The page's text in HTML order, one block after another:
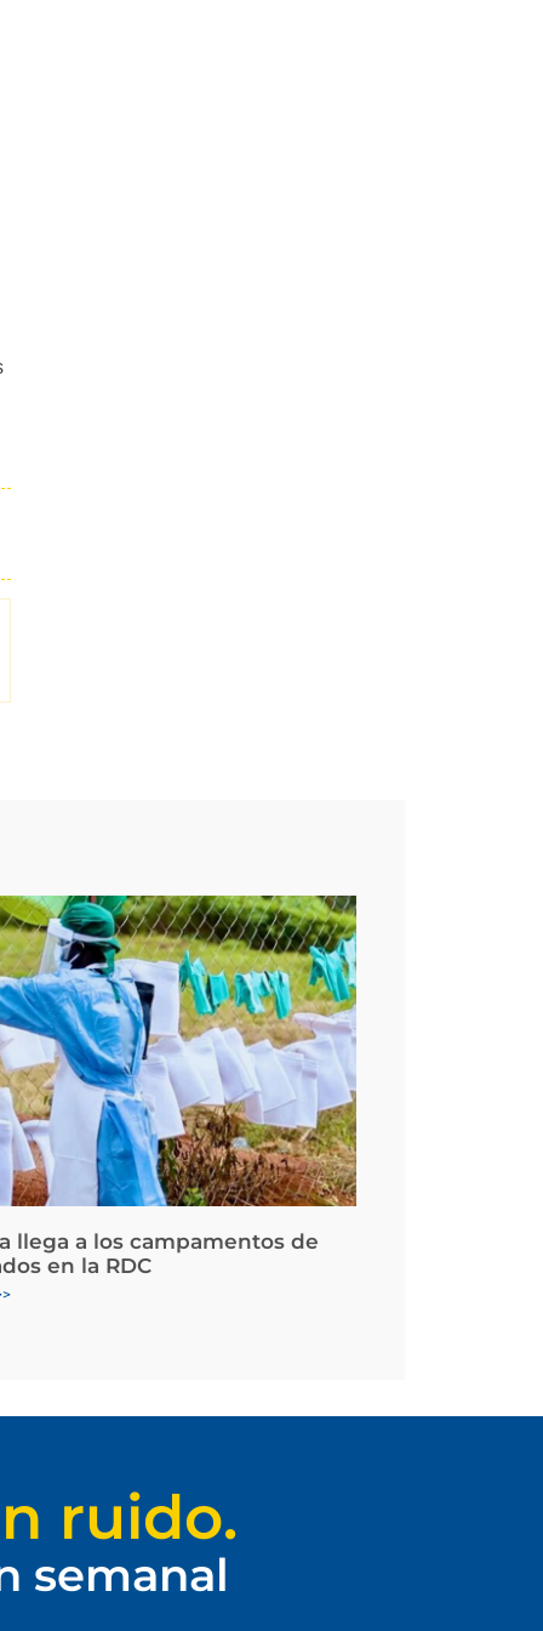
llega a los campamentos de
en la RDC
ruido.
semanal